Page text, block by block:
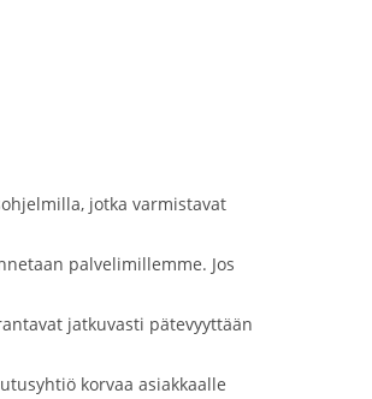
jotka varmistavat
palvelimillemme. Jos
jatkuvasti pätevyyttään
korvaa asiakkaalle